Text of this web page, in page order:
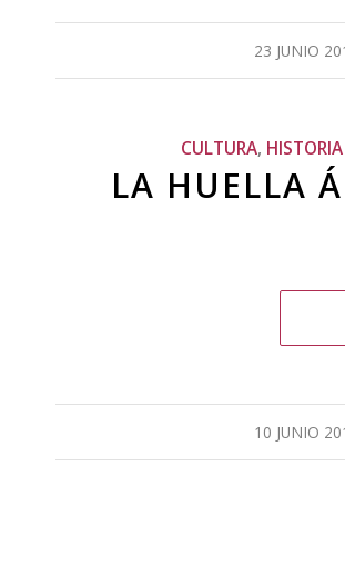
23 JUNIO
/
CULTURA,
LA HUELLA
10 JUNIO
/